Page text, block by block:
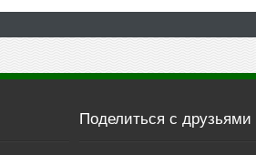
Поделиться с друзьями